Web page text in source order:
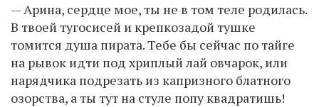
— Арина, сердце мое, ты не в том теле родилась.
В твоей тугосисей и крепкозадой тушке
томится душа пирата. Тебе бы сейчас по тайге
на рывок идти под хриплый лай овчарок, или
нарядчика подрезать из капризного блатного
озорства, а ты тут на стуле попу квадратишь!